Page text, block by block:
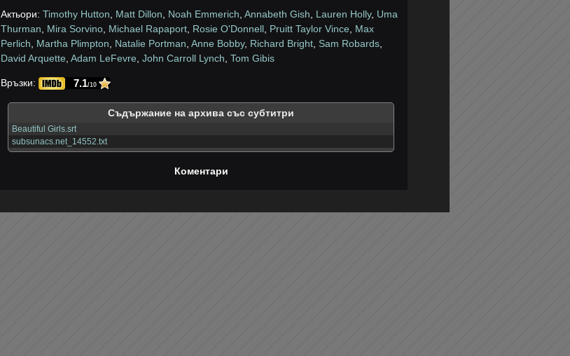
Актьори:Timothy Hutton, Matt Dillon, Noah Emmerich,Annabeth Gish, Lauren Holly, Uma
Thurman, Mira Sorvino, Michael Rapaport, Rosie O'Donnell, Pruitt Taylor Vince, Max
Perlich, Martha Plimpton, Natalie Portman,Anne Bobby, Richard Bright, Sam Robards,
David Arquette,Adam LeFevre,John Carroll Lynch,Tom Gibis
Връзки: 7.1/10
Съдържание на архива със субтитри
Beautiful Girls.srt
subsunacs.net_14552.txt
Коментари